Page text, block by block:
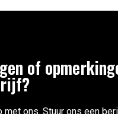
of
met ons. Stuur ons een